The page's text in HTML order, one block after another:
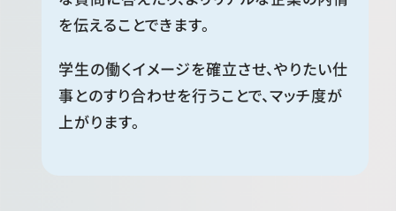
を伝えることできます。
学生の働くイメージを確立させ、やりたい仕
事とのすり合わせを行うことで、マッチ度が
上がります。